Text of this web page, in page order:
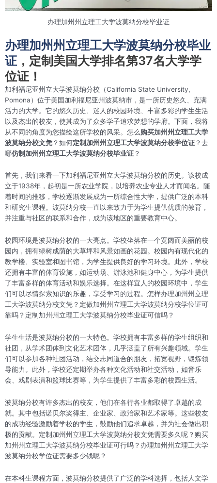
办理加州州立理工大学波莫纳分校毕业证
办理加州州立理工大学波莫纳分校毕业
证 ，定制美国大学排名第37名大学学
位证！
加利福尼亚州立大学波莫纳分校（California State University,
Pomona）位于美国加利福尼亚州波莫纳市，是一所历史悠久、充满
活力的大学。它的悠久历史、迷人的校园环境、丰富多彩的学生生活
以及杰出的校友，使其成为了众多学子追求梦想的学府。下面，我将
从不同的角度为您描绘这所学校的风采。怎么购买加州州立理工大学
波莫纳分校文凭 ？如何定制加州州立理工大学波莫纳分校学位证 ？去
哪仿制加州州立理工大学波莫纳分校毕业证 ？
首先，我们来看一下加利福尼亚州立大学波莫纳分校的历史。该校成
立于1938年，起初是一所农业学院，以培养农业专业人才而闻名。随
着时间的推移，学校逐渐发展成为一所综合性大学，提供广泛的本科
和研究生课程。波莫纳分校一直以来致力于为学生提供优质的教育，
并注重与社区的联系和合作，成为该地区的重要教育中心。
校园环境是波莫纳分校的一大亮点。学校坐落在一个宽阔而美丽的校
园内，拥有绿树成荫的大草坪和风景如画的花园。校园内有现代化的
教学楼、实验室和图书馆，为学生提供良好的学习环境。此外，学校
还拥有丰富的体育设施，如运动场、游泳池和健身中心，为学生提供
了丰富多样的体育活动和娱乐选择。在这样宜人的校园环境中，学生
们可以尽情探索知识的乐趣，享受学习的过程。怎样办理加州州立理
工大学波莫纳分校文凭？定做加州州立理工大学波莫纳分校学位证可
靠吗？定制加州州立理工大学波莫纳分校毕业证可信吗？
学生生活是波莫纳分校的一大特色。学校拥有丰富多样的学生组织和
社团，从学术团体到文化艺术团体，几乎涵盖了所有兴趣领域。学生
们可以参加各种社团活动，结交志同道合的朋友，拓宽视野，锻炼领
导能力。此外，学校还定期举办各种文化活动和社交活动，如音乐
会、戏剧表演和篮球比赛等，为学生提供了丰富多彩的校园生活。
波莫纳分校有许多杰出的校友，他们在各行各业都取得了卓越的成
就。其中包括诺贝尔奖得主、企业家、政治家和艺术家等。这些校友
的成功经验激励着学校的学生，鼓励他们追求卓越，并为社会做出积
极的贡献。定制加州州立理工大学波莫纳分校文凭需要多久呢？购买
加州州立理工大学波莫纳分校毕业证可行吗？办理加州州立理工大学
波莫纳分校学位证需要多少钱呢？
在本科生课程方面，波莫纳分校提供了广泛的学科选择，包括人文学